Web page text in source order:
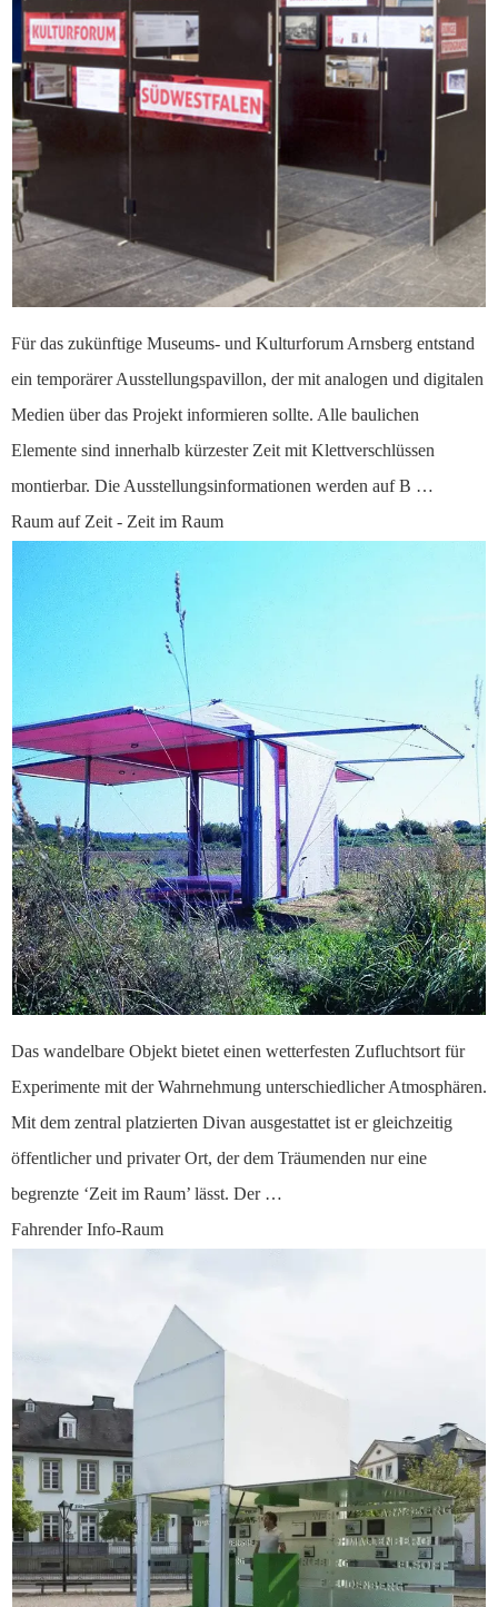
Für das zukünftige Museums- und Kulturforum Arnsberg entstand
ein temporärer Ausstellungspavillon, der mit analogen und digitalen
Medien über das Projekt informieren sollte. Alle baulichen
Elemente sind innerhalb kürzester Zeit mit Klettverschlüssen
montierbar. Die Ausstellungsinformationen werden auf B …
Raum auf Zeit - Zeit im Raum
Das wandelbare Objekt bietet einen wetterfesten Zufluchtsort für
Experimente mit der Wahrnehmung unterschiedlicher Atmosphären.
Mit dem zentral platzierten Divan ausgestattet ist er gleichzeitig
öffentlicher und privater Ort, der dem Träumenden nur eine
begrenzte ‘Zeit im Raum’ lässt. Der …
Fahrender Info-Raum